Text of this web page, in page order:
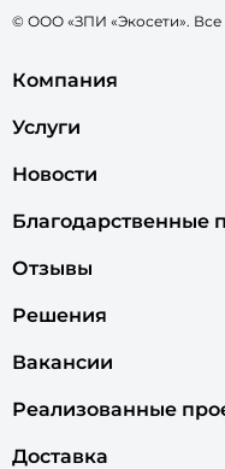
© ООО «ЗПИ «Экосети».
Компания
Услуги
Новости
Благодарственные
Отзывы
Решения
Вакансии
Реализованные
Доставка